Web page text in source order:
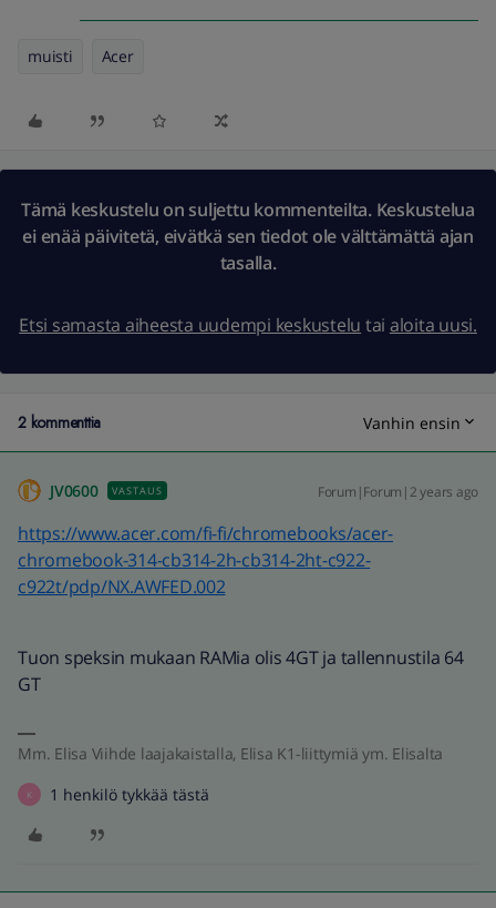
muisti Acer
Tämä keskustelu on suljettu kommenteilta. Keskustelua
ei enää päivitetä, eivätkä sen tiedot ole välttämättä ajan
tasalla.
Etsi samasta aiheesta uudempi keskustelu tai aloita uusi.
2 kommenttia Vanhin ensin
JV0600 VASTAUS Forum|Forum|2 years ago
https://www.acer.com/fi-fi/chromebooks/acer-
chromebook-314-cb314-2h-cb314-2ht-c922-
c922t/pdp/NX.AWFED.002
Tuon speksin mukaan RAMia olis 4GT ja tallennustila 64
GT
Mm. Elisa Viihde laajakaistalla, Elisa K1-liittymiä ym. Elisalta
K 1 henkilö tykkää tästä